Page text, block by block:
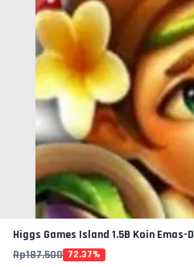
Higgs Games Island 1.5B Koin Emas-D
Rp187.500 72.37%